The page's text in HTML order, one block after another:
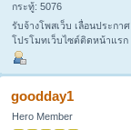
กระทู้: 5076
รับจ้างโพสเว็บ เลื่อนประกาศ
โปรโมทเว็บไซต์ติดหน้าแรก
goodday1
Hero Member